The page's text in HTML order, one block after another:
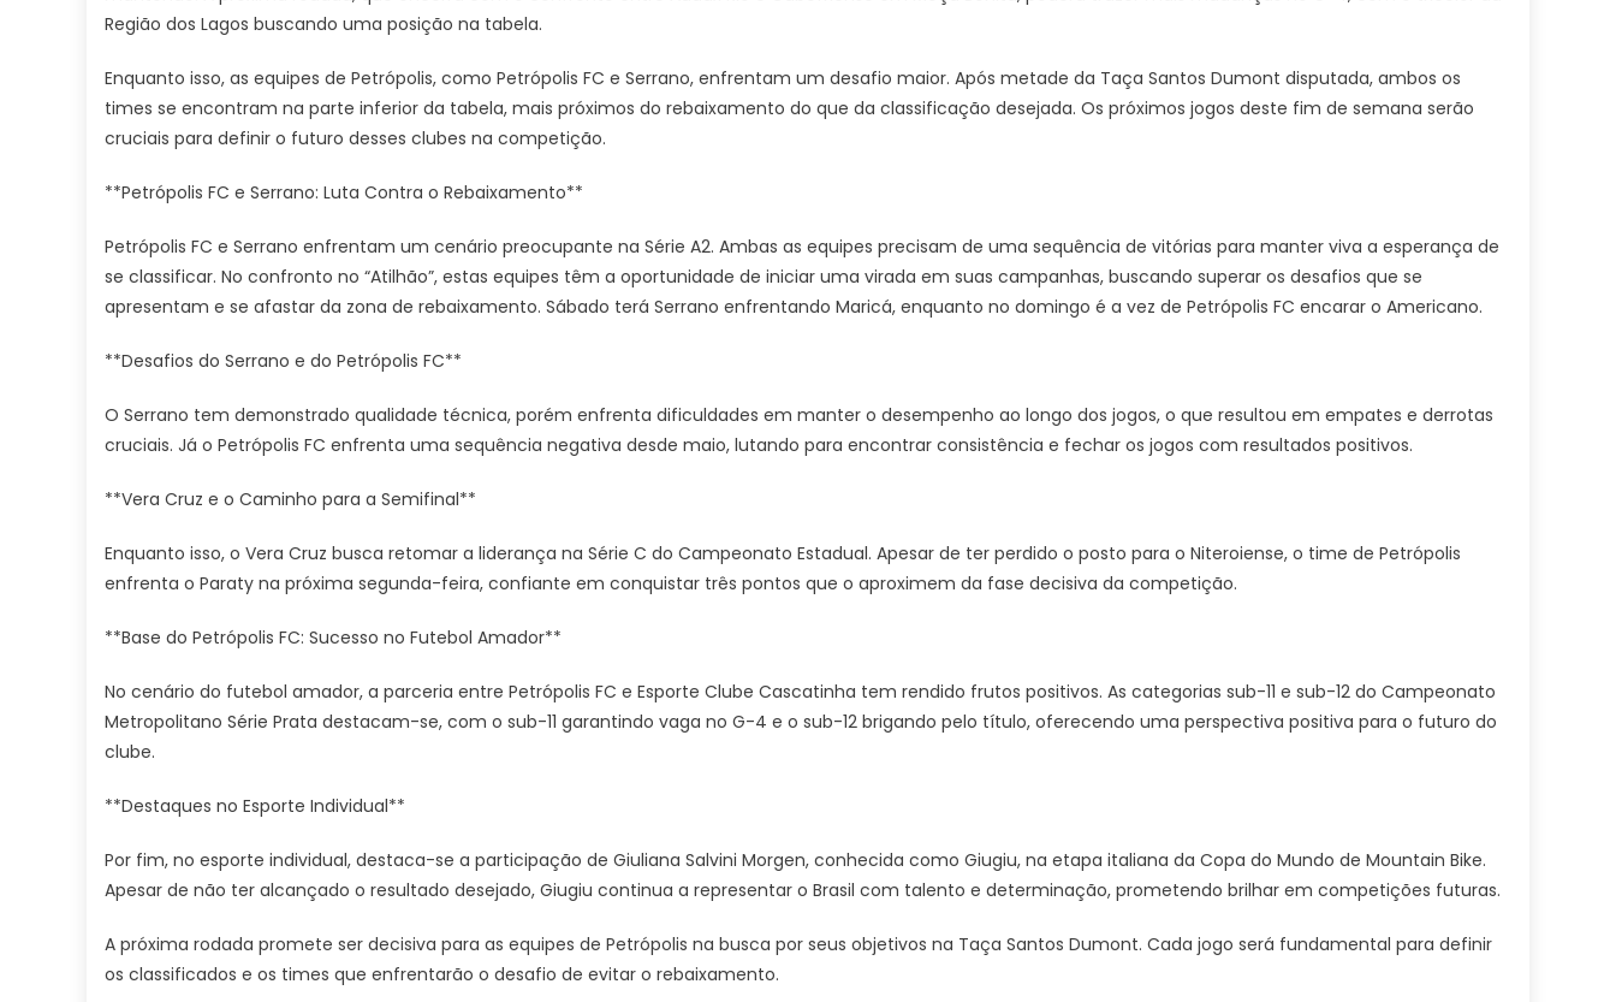
Região dos Lagos buscando uma posição na tabela.
Enquanto isso, as equipes de Petrópolis, como Petrópolis FC e Serrano, enfrentam um desafio maior. Após metade da Taça Santos Dumont disputada, ambos os
times se encontram na parte inferior da tabela, mais próximos do rebaixamento do que da classificação desejada. Os próximos jogos deste fim de semana serão
cruciais para definir o futuro desses clubes na competição.
**Petrópolis FC e Serrano: Luta Contra o Rebaixamento**
Petrópolis FC e Serrano enfrentam um cenário preocupante na Série A2. Ambas as equipes precisam de uma sequência de vitórias para manter viva a esperança de
se classificar. No confronto no “Atilhão”, estas equipes têm a oportunidade de iniciar uma virada em suas campanhas, buscando superar os desafios que se
apresentam e se afastar da zona de rebaixamento. Sábado terá Serrano enfrentando Maricá, enquanto no domingo é a vez de Petrópolis FC encarar o Americano.
**Desafios do Serrano e do Petrópolis FC**
O Serrano tem demonstrado qualidade técnica, porém enfrenta dificuldades em manter o desempenho ao longo dos jogos, o que resultou em empates e derrotas
cruciais. Já o Petrópolis FC enfrenta uma sequência negativa desde maio, lutando para encontrar consistência e fechar os jogos com resultados positivos.
**Vera Cruz e o Caminho para a Semifinal**
Enquanto isso, o Vera Cruz busca retomar a liderança na Série C do Campeonato Estadual. Apesar de ter perdido o posto para o Niteroiense, o time de Petrópolis
enfrenta o Paraty na próxima segunda-feira, confiante em conquistar três pontos que o aproximem da fase decisiva da competição.
**Base do Petrópolis FC: Sucesso no Futebol Amador**
No cenário do futebol amador, a parceria entre Petrópolis FC e Esporte Clube Cascatinha tem rendido frutos positivos. As categorias sub-11 e sub-12 do Campeonato
Metropolitano Série Prata destacam-se, com o sub-11 garantindo vaga no G-4 e o sub-12 brigando pelo título, oferecendo uma perspectiva positiva para o futuro do
clube.
**Destaques no Esporte Individual**
Por fim, no esporte individual, destaca-se a participação de Giuliana Salvini Morgen, conhecida como Giugiu, na etapa italiana da Copa do Mundo de Mountain Bike.
Apesar de não ter alcançado o resultado desejado, Giugiu continua a representar o Brasil com talento e determinação, prometendo brilhar em competições futuras.
A próxima rodada promete ser decisiva para as equipes de Petrópolis na busca por seus objetivos na Taça Santos Dumont. Cada jogo será fundamental para definir
os classificados e os times que enfrentarão o desafio de evitar o rebaixamento.